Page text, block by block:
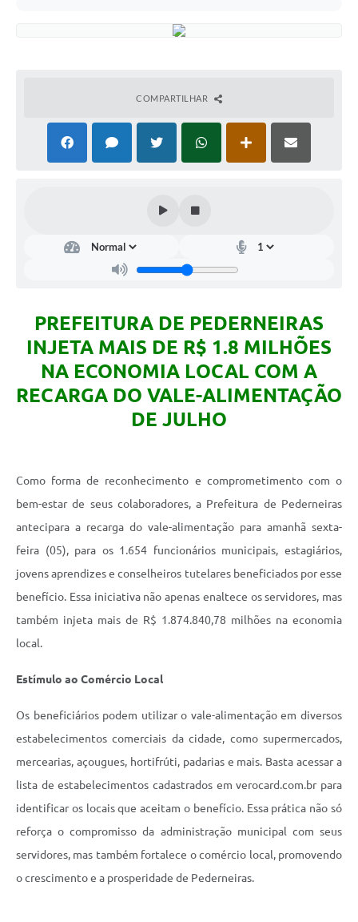
COMPARTILHAR
PREFEITURA DE PEDERNEIRAS
INJETA MAIS DE R$ 1.8 MILHÕES
NA ECONOMIA LOCAL COM A
RECARGA DO VALE-ALIMENTAÇÃO
DE JULHO
Como forma de reconhecimento e comprometimento com o
bem-estar de seus colaboradores, a Prefeitura de Pederneiras
antecipara a recarga do vale-alimentação para amanhã sexta-
feira (05), para os 1.654 funcionários municipais, estagiários,
jovens aprendizes e conselheiros tutelares beneficiados por esse
benefício. Essa iniciativa não apenas enaltece os servidores, mas
também injeta mais de R$ 1.874.840,78 milhões na economia
local.
Estímulo ao Comércio Local
Os beneficiários podem utilizar o vale-alimentação em diversos
estabelecimentos comerciais da cidade, como supermercados,
mercearias, açougues, hortifrúti, padarias e mais. Basta acessar a
lista de estabelecimentos cadastrados em verocard.com.br para
identificar os locais que aceitam o benefício. Essa prática não só
reforça o compromisso da administração municipal com seus
servidores, mas também fortalece o comércio local, promovendo
o crescimento e a prosperidade de Pederneiras.